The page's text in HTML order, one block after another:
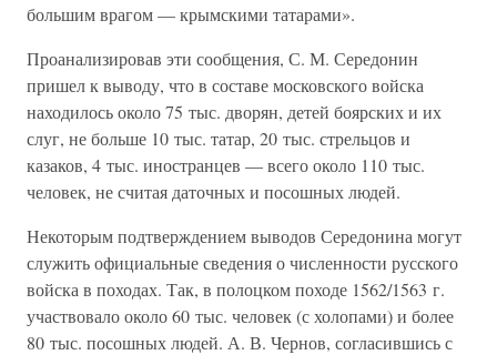
большим врагом — крымскими татарами».
Проанализировав эти сообщения, С. М. Середонин
пришел к выводу, что в составе московского войска
находилось около 75 тыс. дворян, детей боярских и их
слуг, не больше 10 тыс. татар, 20 тыс. стрельцов и
казаков, 4 тыс. иностранцев — всего около 110 тыс.
человек, не считая даточных и посошных людей.
Некоторым подтверждением выводов Середонина могут
служить официальные сведения о численности русского
войска в походах. Так, в полоцком походе 1562/1563 г.
участвовало около 60 тыс. человек (с холопами) и более
80 тыс. посошных людей. А. В. Чернов, согласившись с